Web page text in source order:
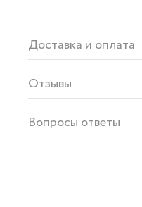
Доставка и оплата
Отзывы
Вопросы ответы